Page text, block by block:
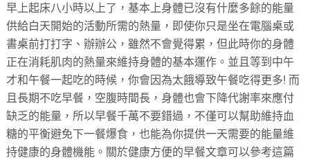
早上起床八小時以上了，基本上身體已沒有什麼多餘的能量
供給白天開始的活動所需的熱量，即使你只是坐在電腦桌或
書桌前打打字、辦辦公，雖然不會覺得累，但此時你的身體
正在消耗肌肉的熱量來維持身體的基本運作。並且等到中午
才和午餐一起吃的時候，你會因為太餓導致午餐吃得更多! 而
且長期不吃早餐，空腹時間長，身體也會下降代謝率來應付
缺乏的能量，所以早餐千萬不要錯過，不僅可以幫助維持血
糖的平衡避免下一餐爆食，也能為你提供一天需要的能量維
持健康的身體機能。關於健康方便的早餐文章可以參考這篇